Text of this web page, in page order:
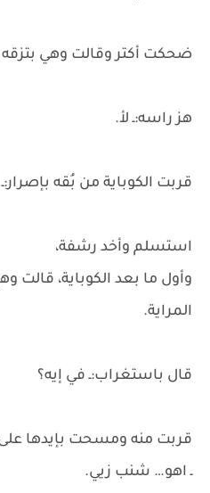
ضحكت أكتر وقالت وهي
هز راسه:ـ لأ.
قربت الكوباية من بُقه
استسلم وأخد رشفة،
وأول ما بعد الكوباية،
المراية.
قال باستغراب:ـ في إيه؟
قربت منه ومسحت بإيدها
ـ اهو… شنب زيي.